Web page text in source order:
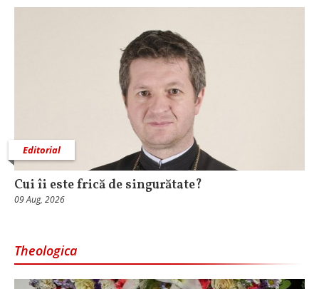
Editorial
Cui îi este frică de singurătate?
09 Aug, 2026
Theologica